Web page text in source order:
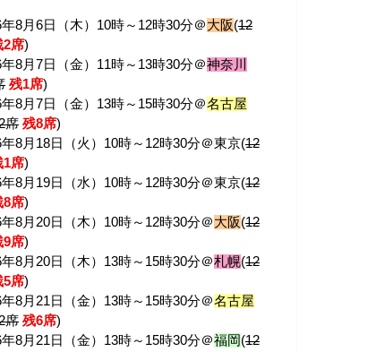
8月6日（木）10時～12時30分＠大阪(12
2席)
8月7日（金）11時～13時30分＠神奈川
残1席)
8月7日（金）13時～15時30分＠名古屋
席 残8席)
8月18日（火）10時～12時30分＠東京(12
1席)
8月19日（水）10時～12時30分＠東京(12
8席)
8月20日（木）10時～12時30分＠大阪(12
9席)
8月20日（木）13時～15時30分＠札幌(12
5席)
8月21日（金）13時～15時30分＠名古屋
席 残6席)
8月21日（金）13時～15時30分＠福岡 (12